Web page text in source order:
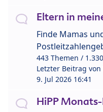
Eltern in
Finde Mamas
443 Themen /
Letzter Beitrag von
9. Jul 2026 16:41
HiPP